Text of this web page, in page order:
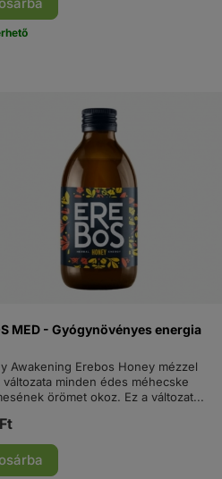
MED - Gyógynövényes energia
Awakening Erebos Honey mézzel
minden édes méhecske
örömet okoz. Ez a változat...